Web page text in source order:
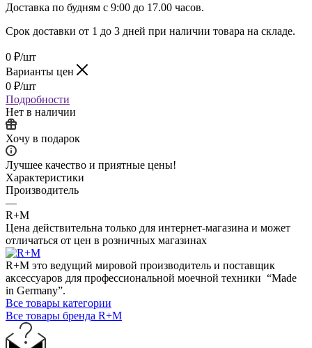
Доставка по будням с 9:00 до 17.00 часов.
Срок доставки от 1 до 3 дней при наличии товара на складе.
0 ₽/шт
Варианты цен
0 ₽/шт
Подробности
Нет в наличии
Хочу в подарок
Лучшее качество и приятные цены!
Характеристики
Производитель
—
R+M
Цена действительна только для интернет-магазина и может
отличаться от цен в розничных магазинах
R+M это ведущий мировой производитель и поставщик
аксессуаров для профессиональной моечной техники “Made
in Germany”.
Все товары категории
Все товары бренда R+M